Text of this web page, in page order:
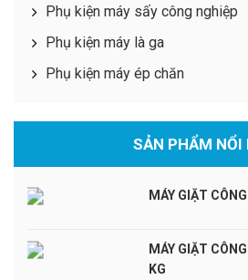
Phụ kiện máy sấy công nghiệp
Phụ kiện máy là ga
Phụ kiện máy ép chăn
SẢN PHẨM NỔI
MÁY GIẶT
MÁY GIẶT
KG